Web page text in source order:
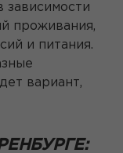
зависимости
проживания,
и питания.
вариант,